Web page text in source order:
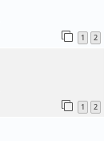
1 2
1 2